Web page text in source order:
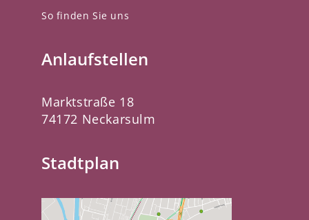
So finden Sie uns
Anlaufstellen
Marktstraße 18
74172 Neckarsulm
Stadtplan